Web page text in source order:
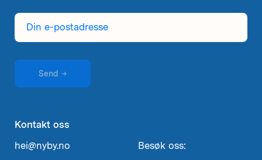
Din
postadresse
Send →
Kontakt oss
hei@nyby.no
Besøk oss: